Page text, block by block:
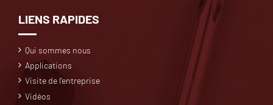
LIENS RAPIDES
Qui sommes nous
Applications
Visite de l'entreprise
Vidéos